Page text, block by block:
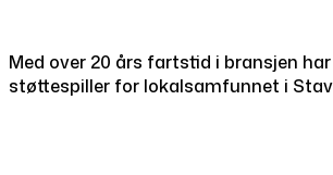
Med over 20 års fartstid i bransjen
støttespiller for lokalsamfunnet i